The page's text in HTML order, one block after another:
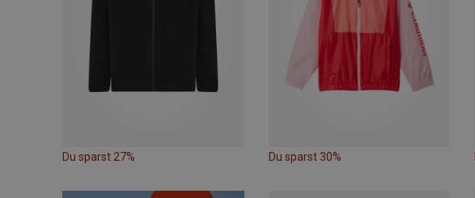
Du sparst 27% Du sparst 30%